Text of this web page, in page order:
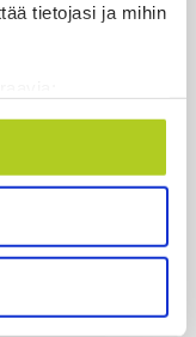
tietojasi ja mihin
sijainnistasi,
ja miten
vain
voisi testata